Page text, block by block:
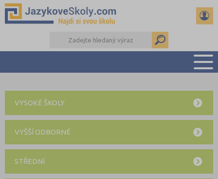
PŘEHLED ŠKOL
PŘÍPRAVA NA ZKOUŠKY A K MATURITĚ
RADY A ČLÁNKY
DALŠÍ DRUHY ŠKOL
VYSOKÉ ŠKOLY
VYŠŠÍ ODBORNÉ
STŘEDNÍ